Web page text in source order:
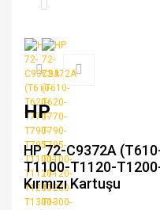
HP
HP 72-C9372A
T1100-T1120-
Kırmızı Kartuşu